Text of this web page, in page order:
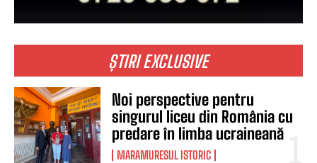
ȘTIRI EXCLUSIVE
Noi perspective pentru
singurul liceu din România cu
predare în limba ucraineană
MARAMURESUL ISTORIC